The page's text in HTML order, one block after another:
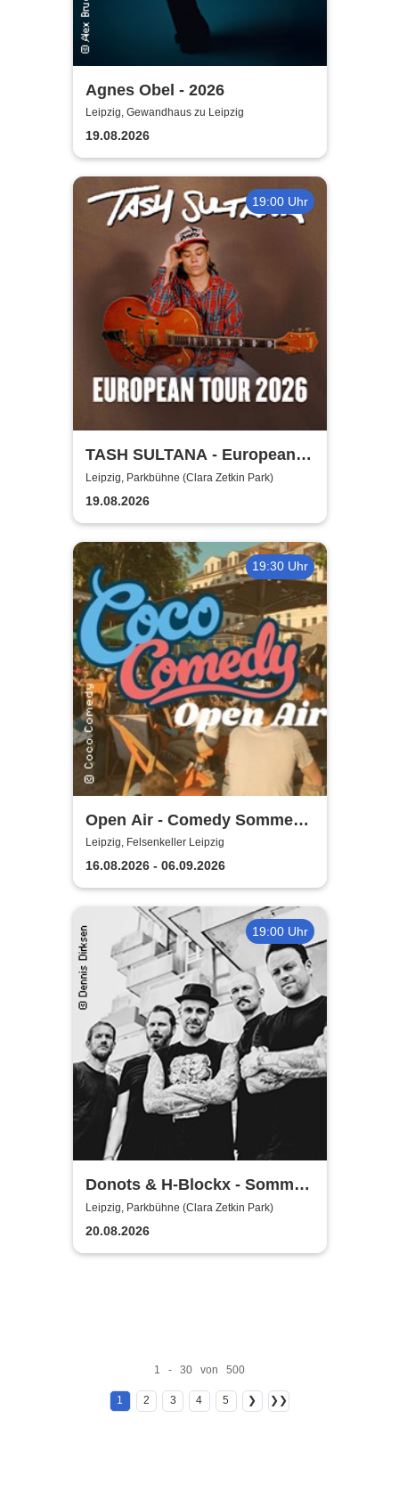
Agnes Obel - 2026
Leipzig, Gewandhaus zu Leipzig
19.08.2026
19:00 Uhr
TASH SULTANA - European
Tour 2026
Leipzig, Parkbühne (Clara Zetkin Park)
19.08.2026
19:30 Uhr
Open Air - Comedy Sommer
Shows | Felsenkeller Leipzig
Leipzig, Felsenkeller Leipzig
16.08.2026 - 06.09.2026
19:00 Uhr
Donots & H-Blockx - Sommer
Shows 2026
Leipzig, Parkbühne (Clara Zetkin Park)
20.08.2026
1 - 30 von 500
1 2 3 4 5 ❯ ❯❯